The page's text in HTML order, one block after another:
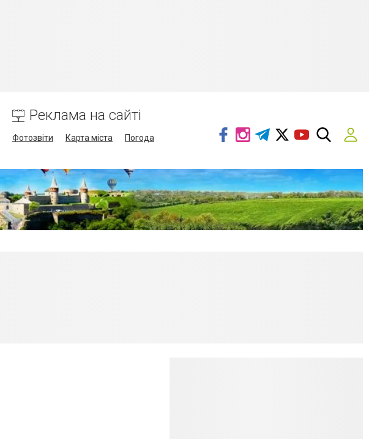
Реклама на сайті
Фотозвіти Карта міста
Погода